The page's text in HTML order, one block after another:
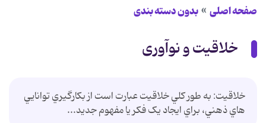
صفحه اصلی بدون دسته بندی
خلاقیت و نوآوری
خلاقيت: به طور کلي خلاقيت عبارت است از بکارگيري توانايي
هاي ذهني، براي ايجاد يک فکر يا مفهوم جديد...